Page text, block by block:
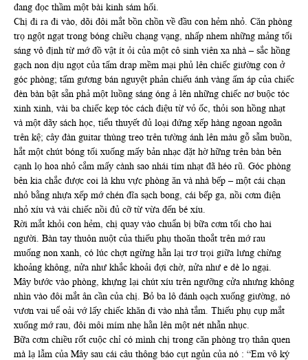
đang đọc thầm một bài kinh sám hối.
Chị đi ra đi vào, dõi đôi mắt bồn chồn về đầu con hẻm nhỏ. Căn phòng
trọ ngột ngạt trong bóng chiều chạng vạng, nhấp nhem những mảng tối
sáng vô định từ mớ đồ vật ít ỏi của một cô sinh viên xa nhà – sắc hồng
gạch non dịu ngọt của tấm drap mềm mại phủ lên chiếc giường con ở
góc phòng; tấm gương bán nguyệt phản chiếu ánh vàng ấm áp của chiếc
đèn bàn bật sẵn phả một luồng sáng óng ả lên những chiếc nơ buộc tóc
xinh xinh, vài ba chiếc kẹp tóc cách điệu từ vỏ ốc, thỏi son hồng nhạt
và một dãy sách học, tiểu thuyết đủ loại đứng xếp hàng ngoan ngoãn
trên kệ; cây đàn guitar thùng treo trên tường ánh lên màu gỗ sẫm buồn,
hắt một chút bóng tối xuống mấy bản nhạc đặt hờ hững trên bàn bên
cạnh lọ hoa nhỏ cắm mấy cành sao nhái tím nhạt đã héo rũ. Góc phòng
bên kia chắc được coi là khu vực phòng ăn và nhà bếp – một cái chạn
nhỏ bằng nhựa xếp mớ chén đĩa sạch bong, cái bếp ga, nồi cơm điện
nhỏ xíu và vài chiếc nồi đủ cỡ từ vừa đến bé xíu.
Rời mắt khỏi con hẻm, chị quay vào chuẩn bị bữa cơm tối cho hai
người. Bàn tay thuôn nuột của thiếu phụ thoăn thoắt trên mớ rau
muống non xanh, có lúc chợt ngừng hẵn lại trơ trọi giữa lưng chừng
khoảng không, nửa như khắc khoải đợi chờ, nửa như e dè lo ngại.
Mây bước vào phòng, khựng lại chút xíu trên ngưỡng cửa nhưng không
nhìn vào đôi mắt ân cần của chị. Bỏ ba lô đánh oạch xuống giường, nó
vươn vai uể oải vớ lấy chiếc khăn đi vào nhà tắm. Thiếu phụ cụp mắt
xuống mớ rau, đôi môi mím nhẹ hằn lên một nét nhẫn nhục.
Bữa cơm chiều rốt cuộc chỉ có mình chị trong căn phòng trọ thân quen
mà lạ lẫm của Mây sau cái câu thông báo cụt ngủn của nó : “Em vô ký